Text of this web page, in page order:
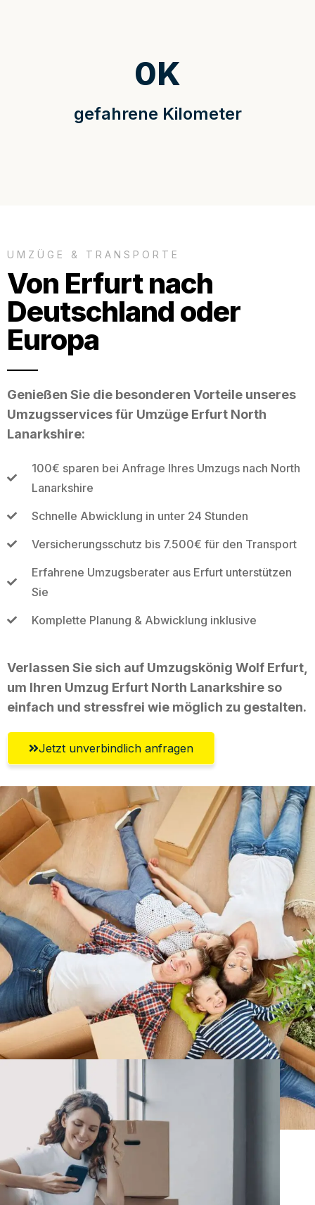
gefahrene Kilometer
0K
UMZÜGE & TRANSPORTE
Von Erfurt nach
Deutschland oder
Europa
Genießen Sie die besonderen Vorteile unseres
Umzugsservices für Umzüge Erfurt North
Lanarkshire:
100€ sparen bei Anfrage Ihres Umzugs nach North
Lanarkshire
Schnelle Abwicklung in unter 24 Stunden
Versicherungsschutz bis 7.500€ für den Transport
Erfahrene Umzugsberater aus Erfurt unterstützen
Sie
Komplette Planung & Abwicklung inklusive
Verlassen Sie sich auf Umzugskönig Wolf Erfurt,
um Ihren Umzug Erfurt North Lanarkshire so
einfach und stressfrei wie möglich zu gestalten.
Jetzt unverbindlich anfragen